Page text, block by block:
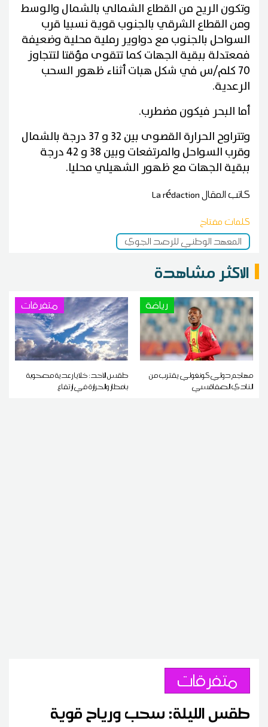
وتكون الريح من القطاع الشمالي بالشمال والوسط
ومن القطاع الشرقي بالجنوب قوية نسبيا قرب
السواحل بالجنوب مع دواوير رملية محلية وضعيفة
فمعتدلة ببقية الجهات كما تتقوى مؤقتا لتتجاوز
70 كلم/س في شكل هبات أثناء ظهور السحب
الرعدية.
أما البحر فيكون مضطرب.
وتتراوح الحرارة القصوى بين 32 و 37 درجة بالشمال
وقرب السواحل والمرتفعات وبين 38 و 42 درجة
ببقية الجهات مع ظهور الشهيلي محليا.
كاتب المقالLa rédaction
كلمات مفتاح
المعهد الوطني للرصد الجوي
الاكثر مشاهدة
رياضة
مهاجم دولي كونغولي يقترب من
النادي الصفاقسي
متفرقات
طقس الأحد: خلايا رعدية مصحوبة
بأمطار والحرارة في ارتفاع
متفرقات
طقس الليلة: سحب ورياح قوية